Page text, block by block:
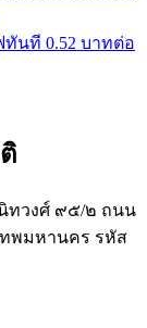
นที 0.52 บาทต่อ
ทวงศ์ ๙๕/๒ ถนน
ทพมหานคร รหัส